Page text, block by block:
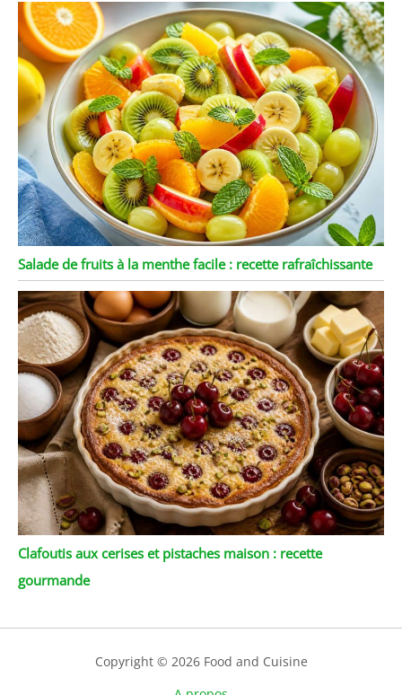
Salade de fruits à la menthe facile : recette rafraîchissante
Clafoutis aux cerises et pistaches maison : recette
gourmande
Copyright © 2026 Food and Cuisine